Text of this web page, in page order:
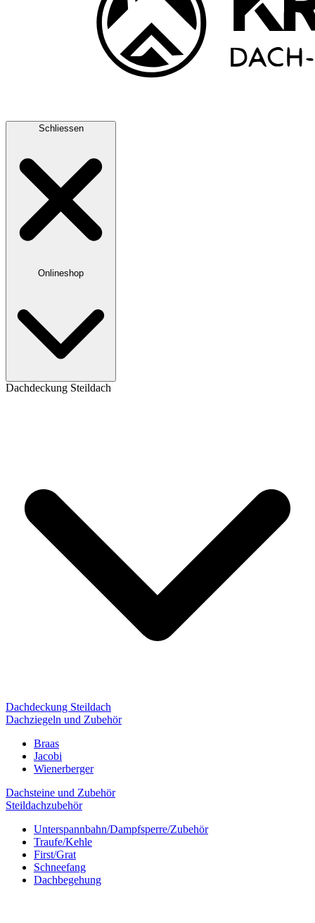
Schliessen
Onlineshop
Dachdeckung Steildach
Dachdeckung Steildach
Dachziegeln und Zubehör
Braas
Jacobi
Wienerberger
Dachsteine und Zubehör
Steildachzubehör
Unterspannbahn/Dampfsperre/Zubehör
Traufe/Kehle
First/Grat
Schneefang
Dachbegehung